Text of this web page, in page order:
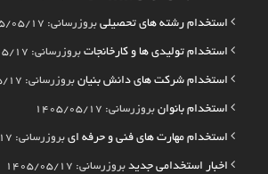
استخدام رشته های تحصیلی بروزرسانی: 1405/05/17
استخدام تولیدی ها و کارخانجات بروزرسانی: 1405/05/17
استخدام شرکت های دانش بنیان بروزرسانی: 1405/05/17
استخدام بانوان بروزرسانی: 1405/05/17
استخدام مهارت های فنی و حرفه ای بروزرسانی: 1405/05/17
اخبار استخدامی جدید بروزرسانی: 1405/05/17